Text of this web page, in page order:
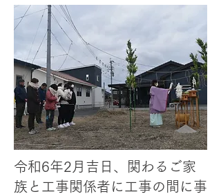
令和6年2月吉日、関わるご家
族と工事関係者に工事の間に事